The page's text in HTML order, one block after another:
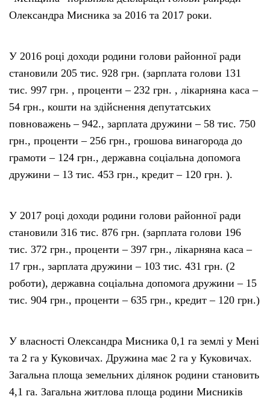
Олександра Мисника за 2016 та 2017 роки.
У 2016 році доходи родини голови районної ради
становили 205 тис. 928 грн. (зарплата голови 131
тис. 997 грн. , проценти – 232 грн. , лікарняна каса –
54 грн., кошти на здійснення депутатських
повноважень – 942., зарплата дружини – 58 тис. 750
грн., проценти – 256 грн., грошова винагорода до
грамоти – 124 грн., державна соціальна допомога
дружини – 13 тис. 453 грн., кредит – 120 грн. ).
У 2017 році доходи родини голови районної ради
становили 316 тис. 876 грн. (зарплата голови 196
тис. 372 грн., проценти – 397 грн., лікарняна каса –
17 грн., зарплата дружини – 103 тис. 431 грн. (2
роботи), державна соціальна допомога дружини – 15
тис. 904 грн., проценти – 635 грн., кредит – 120 грн.)
У власності Олександра Мисника 0,1 га землі у Мені
та 2 га у Куковичах. Дружина має 2 га у Куковичах.
Загальна площа земельних ділянок родини становить
4,1 га. Загальна житлова площа родини Мисників